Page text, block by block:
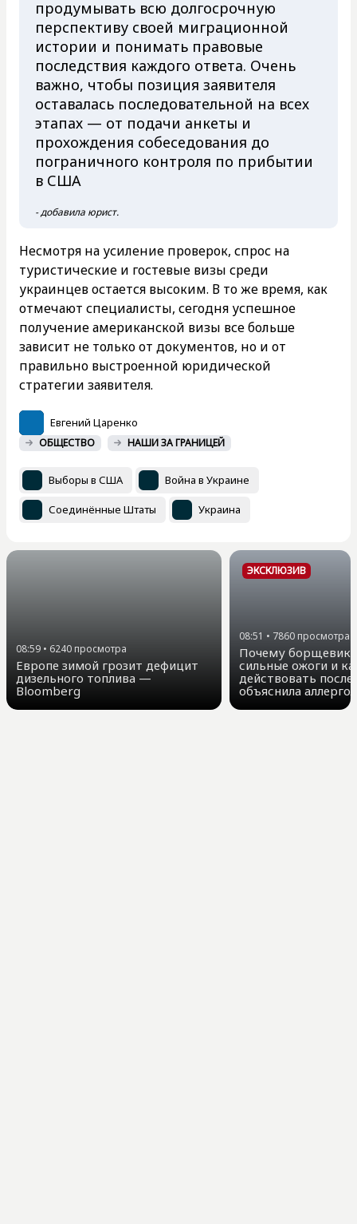
продумывать всю долгосрочную
перспективу своей миграционной
истории и понимать правовые
последствия каждого ответа. Очень
важно, чтобы позиция заявителя
оставалась последовательной на всех
этапах — от подачи анкеты и
прохождения собеседования до
пограничного контроля по прибытии
в США
- добавила юрист.
Несмотря на усиление проверок, спрос на
туристические и гостевые визы среди
украинцев остается высоким. В то же время, как
отмечают специалисты, сегодня успешное
получение американской визы все больше
зависит не только от документов, но и от
правильно выстроенной юридической
стратегии заявителя.
Евгений Царенко
ОБЩЕСТВО НАШИ ЗА ГРАНИЦЕЙ
Выборы в США Война в Украине
Соединённые Штаты Украина
08:59 • 6240 просмотра
Европе зимой грозит дефицит
дизельного топлива —
Bloomberg
ЭКСКЛЮЗИВ
08:51 • 7860 просмотра
Почему борщевик
сильные ожоги и
действовать
объяснила